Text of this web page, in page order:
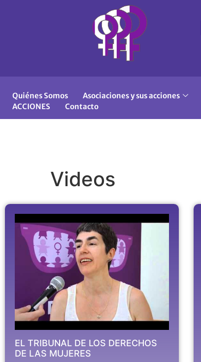
Quiénes Somos Asociaciones y sus acciones
ACCIONES
Contacto
Videos
EL TRIBUNAL DE LOS DERECHOS
DE LAS MUJERES